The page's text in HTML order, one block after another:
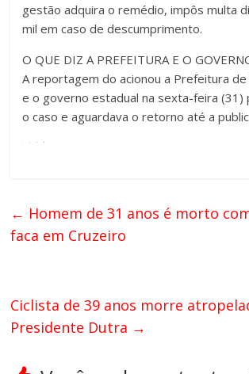
gestão adquira o remédio, impôs multa
mil em caso de descumprimento.
O QUE DIZ A PREFEITURA E O
A reportagem do acionou a Prefeitura de
e o governo estadual na sexta-feira (31)
o caso e aguardava o retorno até a
← Homem de 31 anos é morto
faca em Cruzeiro
Ciclista de 39 anos morre
Presidente Dutra →